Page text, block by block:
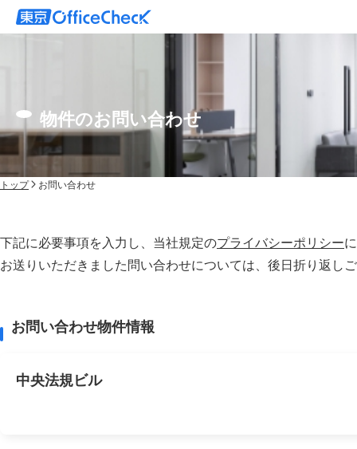
物件のお問い合わせ
トップ お問い合わせ
下記に必要事項を入力し、当社規定のプライバシーポリシー
お送りいただきました問い合わせについては、後⽇折り返し
お問い合わせ物件情報
中央法規ビル